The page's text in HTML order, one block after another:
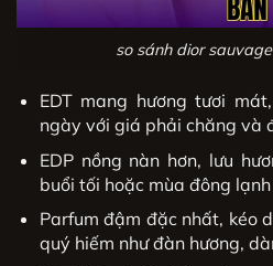
so sánh dior
EDT mang hương tươi
ngày với giá phải chăng và
EDP nồng nàn hơn, lưu
buổi tối hoặc mùa đông
Parfum đậm đặc nhất, kéo
quý hiếm như đàn hương,